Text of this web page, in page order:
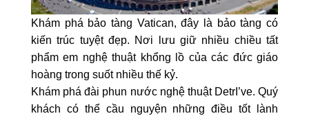
Khám phá bảo tàng Vatican, đây là bảo tàng có
kiến trúc tuyệt đẹp. Nơi lưu giữ nhiều chiều tất
phẩm em nghệ thuật khổng lồ của các đức giáo
hoàng trong suốt nhiều thế kỷ.
Khám phá đài phun nước nghệ thuật DetrI’ve. Quý
khách có thể cầu nguyện những điều tốt lành